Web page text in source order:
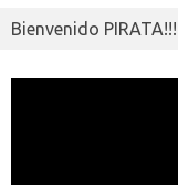
Bienvenido PIRATA!!!